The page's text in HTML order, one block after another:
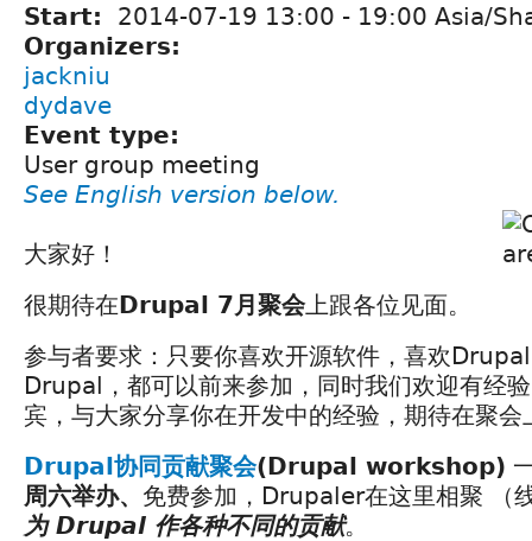
Start: 2014-07-19 13:00 - 19:00 Asia/
Organizers:
jackniu
dydave
Event type:
User group meeting
See English version below.
大家好！
很期待在Drupal 7月聚会上跟各位见面。
参与者要求：只要你喜欢开源软件，喜欢
Drupal，都可以前来参加，同时我们欢迎有经
宾，与大家分享你在开发中的经验，期待在聚会
Drupal协同贡献聚会(Drupal workshop)
周六举办、 免费参加，Drupaler在这里相聚 （
为 Drupal 作各种不同的贡献。